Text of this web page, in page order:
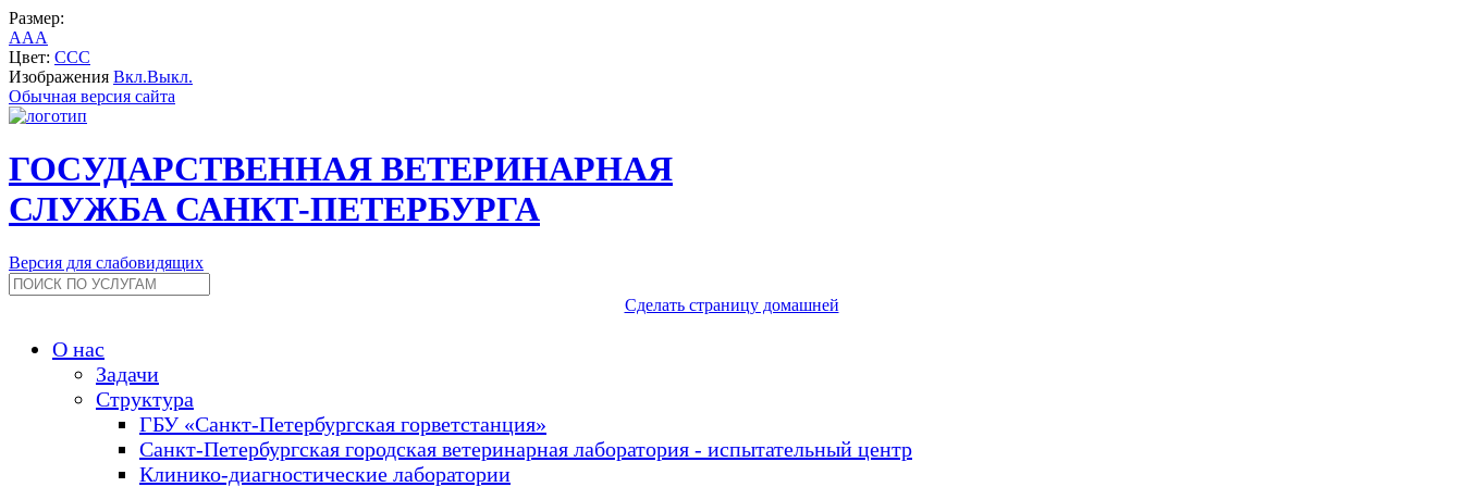
Размер:
AAA
Цвет: CCC
Изображения Вкл.Выкл.
Обычная версия сайта
ГОСУДАРСТВЕННАЯ ВЕТЕРИНАРНАЯ
СЛУЖБА САНКТ-ПЕТЕРБУРГА
Версия для слабовидящих
Сделать страницу домашней
О нас
Задачи
Структура
ГБУ «Санкт-Петербургская горветстанция»
Санкт-Петербургская городская ветеринарная лаборатория - испытательный центр
Клинико-диагностические лаборатории